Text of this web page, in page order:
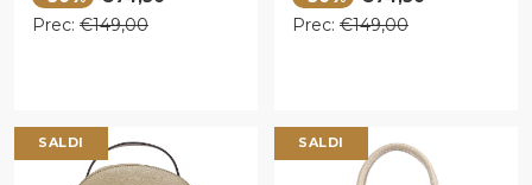
Prezzo regolare
Prec: €149,00 Prezzo regolare
Prec: €149,00
SALDI SALDI